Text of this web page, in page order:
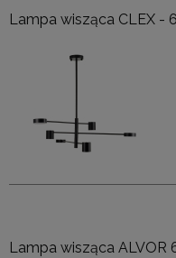
Lampa wisząca CLEX -
Lampa wisząca ALVOR